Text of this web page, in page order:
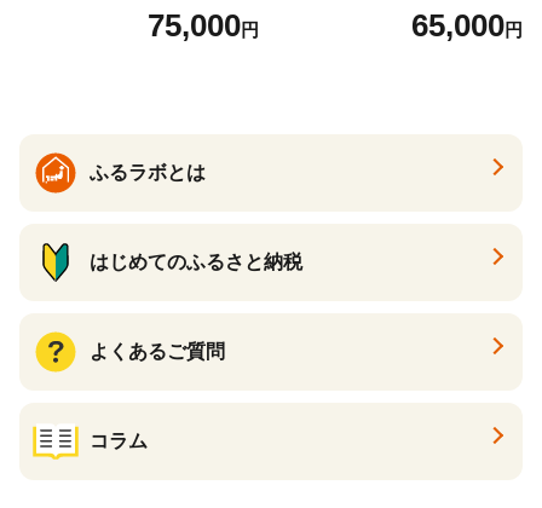
75,000円 65,000円
ふるラボとは
はじめてのふるさと納税
よくあるご質問
コラム